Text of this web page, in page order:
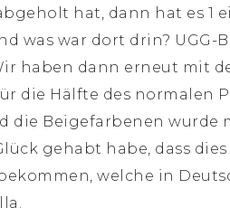
hat, dann hat es 1
was war dort drin? UGG-
haben dann erneut mit
die Hälfte des normalen
die Beigefarbenen wurde
gehabt habe, dass dies
welche in